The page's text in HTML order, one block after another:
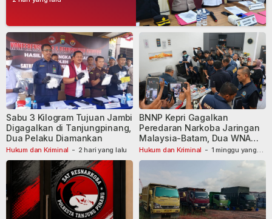
Hukum dan Kriminal - 2 hari yang lalu
Sabu 3 Kilogram Tujuan Jambi
Digagalkan di Tanjungpinang,
Dua Pelaku Diamankan
Hukum dan Kriminal - 1 minggu yang
BNNP Kepri Gagalkan
Peredaran Narkoba Jaringan
Malaysia-Batam, Dua WNA
Masih Diburu